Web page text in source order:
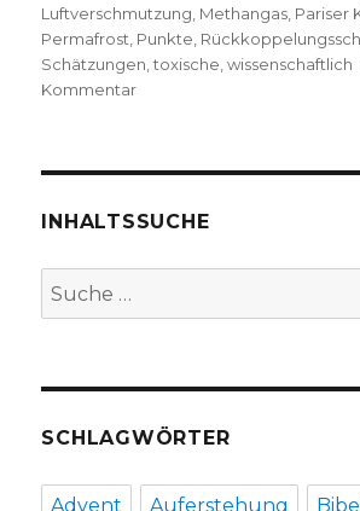
Luftverschmutzung Methangas Pariser
Permafrost Punkte
Schätzungen ,toxische ,wissenschaftlich
Kommentarzu
britischen
„Wir
keine
INHALTSSUCHE
Suche
nach:
SCHLAGWÖRTER
Advent Auferstehung Bibel